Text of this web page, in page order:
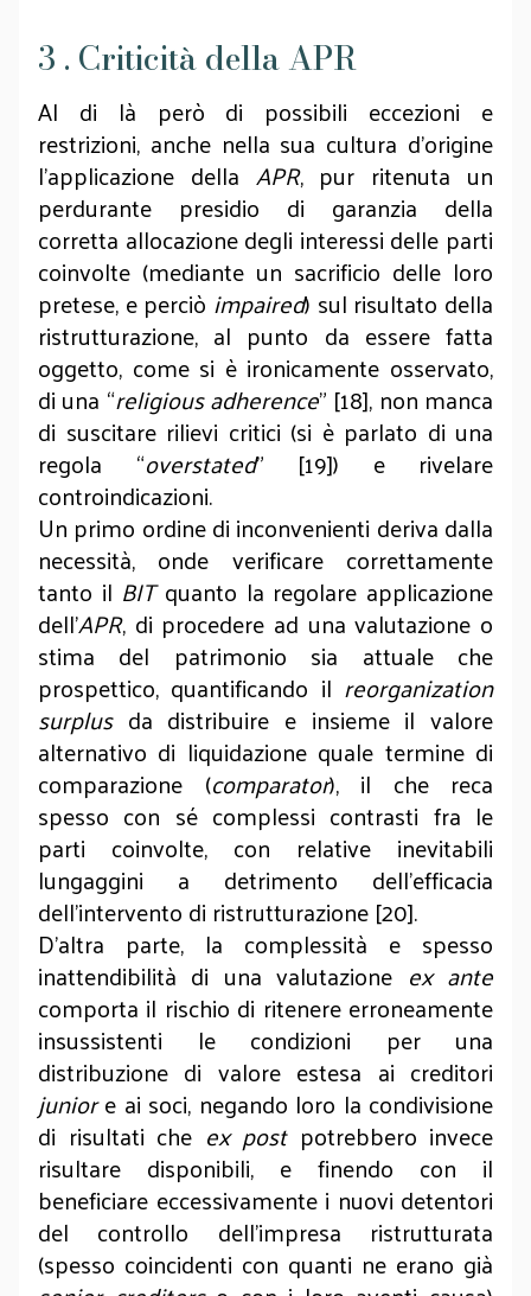
3 . Criticità della APR
Al di là però di possibili eccezioni e
restrizioni, anche nella sua cultura d’origine
l’applicazione della APR, pur ritenuta un
perdurante presidio di garanzia della
corretta allocazione degli interessi delle parti
coinvolte (mediante un sacrificio delle loro
pretese, e perciò impaired) sul risultato della
ristrutturazione, al punto da essere fatta
oggetto, come si è ironicamente osservato,
di una “religious adherence” [18], non manca
di suscitare rilievi critici (si è parlato di una
regola “overstated” [19]) e rivelare
controindicazioni.
Un primo ordine di inconvenienti deriva dalla
necessità, onde verificare correttamente
tanto il BITquanto la regolare applicazione
dell’APR, di procedere ad una valutazione o
stima del patrimonio sia attuale che
prospettico, quantificando il reorganization
surplusda distribuire e insieme il valore
alternativo di liquidazione quale termine di
comparazione (comparator), il che reca
spesso con sé complessi contrasti fra le
parti coinvolte, con relative inevitabili
lungaggini a detrimento dell’efficacia
dell’intervento di ristrutturazione [20].
D’altra parte, la complessità e spesso
inattendibilità di una valutazione ex ante
comporta il rischio di ritenere erroneamente
insussistenti le condizioni per una
distribuzione di valore estesa ai creditori
juniore ai soci, negando loro la condivisione
di risultati che ex post potrebbero invece
risultare disponibili, e finendo con il
beneficiare eccessivamente i nuovi detentori
del controllo dell’impresa ristrutturata
(spesso coincidenti con quanti ne erano già